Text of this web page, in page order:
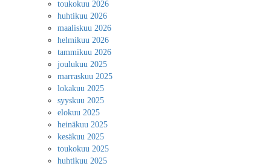
toukokuu 2026
huhtikuu 2026
maaliskuu 2026
helmikuu 2026
tammikuu 2026
joulukuu 2025
marraskuu 2025
lokakuu 2025
syyskuu 2025
elokuu 2025
heinäkuu 2025
kesäkuu 2025
toukokuu 2025
huhtikuu 2025